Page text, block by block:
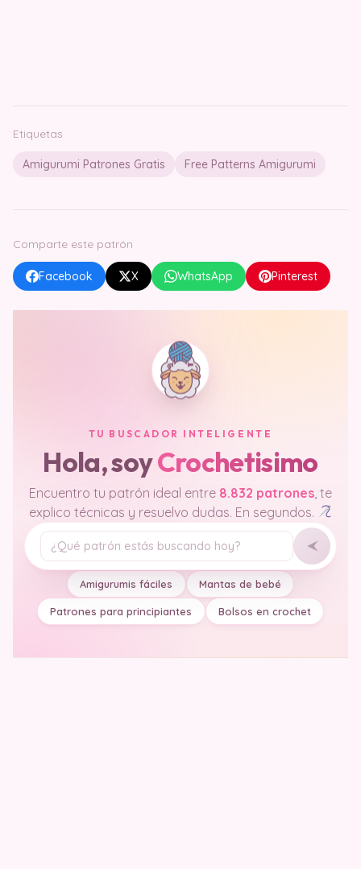
Etiquetas
Amigurumi Patrones Gratis Free Patterns Amigurumi
Comparte este patrón
Facebook X WhatsApp Pinterest
TU BUSCADOR INTELIGENTE
Hola, soyCrochetisimo
Encuentro tu patrón ideal entre 8.832 patrones , te
explico técnicas y resuelvo dudas. En segundos.
Tu pregunta
Amigurumis fáciles Mantas de bebé
Patrones para principiantes Bolsos en crochet